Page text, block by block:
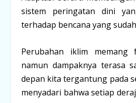
sistem peringatan dini
terhadap bencana yang
Perubahan iklim memang
namun dampaknya terasa
depan kita tergantung pada
menyadari bahwa setiap